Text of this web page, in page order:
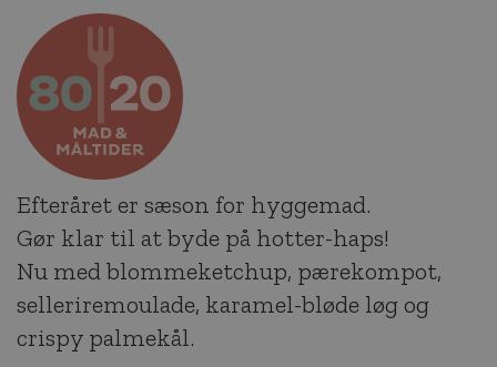
Efteråret er sæson for hyggemad.
Gør klar til at byde på hotter-haps!
Nu med blommeketchup, pærekompot,
selleriremoulade, karamel-bløde løg og
crispy palmekål.